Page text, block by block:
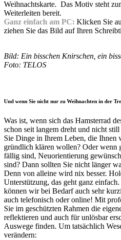
Weihnachtskarte. Das Motiv steht
Weiterleiten bereit.
Ganz einfach am PC: Klicken Sie
ziehen Sie das Bild auf Ihren
Bild: Ein bisschen Knirschen, ein
Foto: TELOS
Und wenn Sie nicht nur zu Weihnachten in der
Was ist, wenn sich das Hamsterrad
schon seit langem dreht und nicht
Sie Dinge in Ihrem Leben, die
gründlich klären wollen? Oder wenn
fällig sind, Neuorientierung
sind? Dann sollten Sie nicht länger
Denn von alleine wird nix besser.
Unterstützung, das geht ganz
können wir bei Bedarf auch sehr
auch telefonisch oder online! Mit
Sie im geschützten Rahmen die
reflektieren und auch für unlösbar
Auswege finden. Um tatsächlich
verändern: